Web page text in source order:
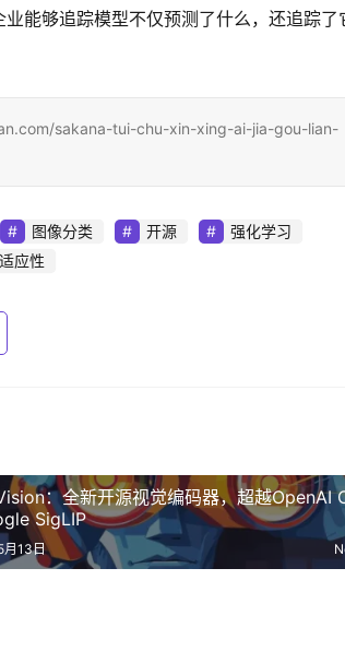
能够追踪模型不仅预测了什么，还追踪了
sakana-tui-chu-xin-xing-ai-jia-gou-lian-
图像分类 开源
强化学习
适应性
：全新开源视觉编码器，超越OpenAI
SigLIP
月13日